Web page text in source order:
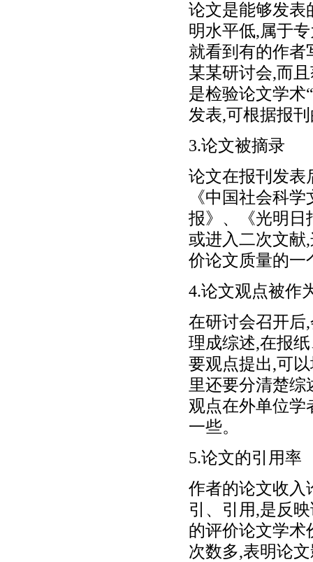
论文是能够发表
明水平低,属于
就看到有的作者
某某研讨会,而
是检验论文学术
发表,可根据报
3.论文被摘录
论文在报刊发表
《中国社会科
报》、《光明日
或进入二次文献
价论文质量的一
4.论文观点被作
在研讨会召开后
理成综述,在报
要观点提出,可
里还要分清楚
观点在外单位学
一些。
5.论文的引用率
作者的论文收入
引、引用,是反
的评价论文学术
次数多,表明论